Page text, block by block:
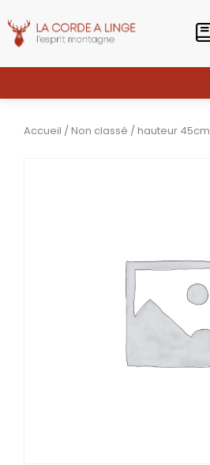
Accueil / Non classé / hauteur 45cm